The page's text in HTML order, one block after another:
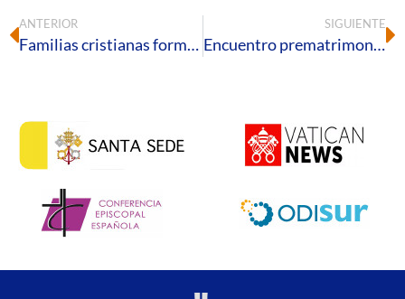
ANTERIOR
Familias cristianas formadas y fortalecidas.
SIGUIENTE
Encuentro prematrimonial